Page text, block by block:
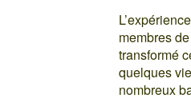
membres
transformé
quelques
nombreux